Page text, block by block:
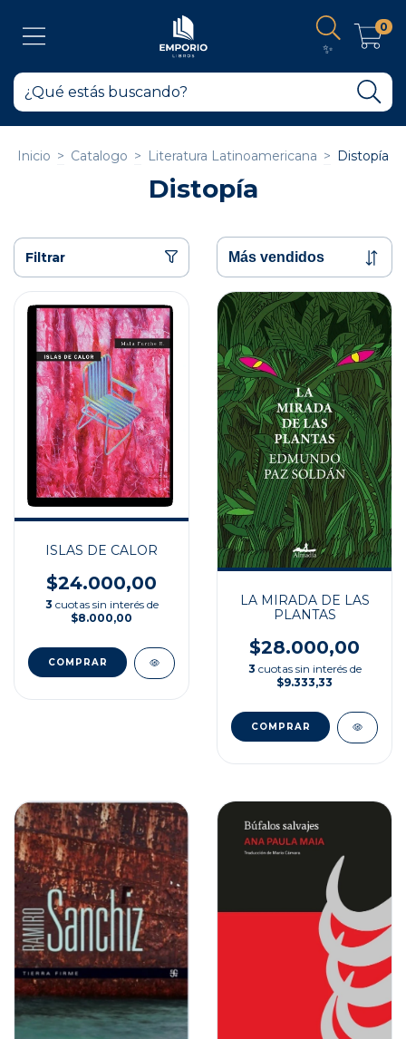
✨
0
Inicio > Catalogo > Literatura Latinoamericana > Distopía
Distopía
Filtrar
ISLAS DE CALOR
$24.000,00
3 cuotas sin interés de
$8.000,00
LA MIRADA DE LAS
PLANTAS
$28.000,00
3 cuotas sin interés de
$9.333,33